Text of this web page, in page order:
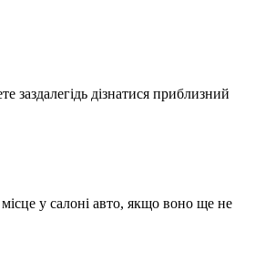
заздалегідь дізнатися приблизний
у салоні авто, якщо воно ще не